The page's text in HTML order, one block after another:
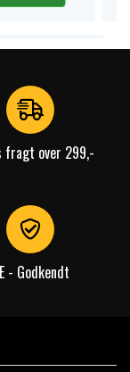
fragt over 299,-
- Godkendt